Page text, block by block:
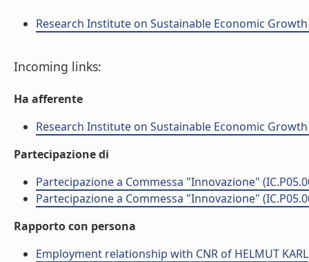
Research Institute on Sustainable Economic Growth
Incoming links:
Ha afferente
Research Institute on Sustainable Economic Growth
Partecipazione di
Partecipazione a Commessa "Innovazione"
Partecipazione a Commessa "Innovazione"
Rapporto con persona
Employment relationship with CNR of HELMUT KARL